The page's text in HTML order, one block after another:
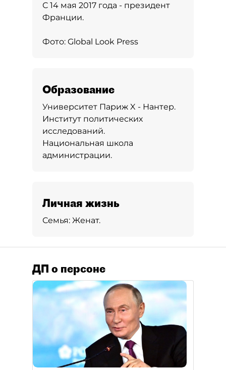
С 14 мая 2017 года - президент
Франции.
Фото: Global Look Press
Образование
Университет Париж X - Нантер.
Институт политических
исследований.
Национальная школа
администрации.
Личная жизнь
Семья: Женат.
ДП о персоне